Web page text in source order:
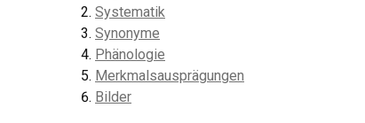
Systematik
Synonyme
Phänologie
Merkmalsausprägungen
Bilder